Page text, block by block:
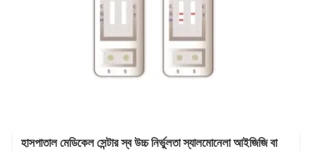
হাসপাতাল মেডিকেল সেন্টার স্ব উচ্চ নির্ভুলতা স্যালমোনেলা আইজিজি বা